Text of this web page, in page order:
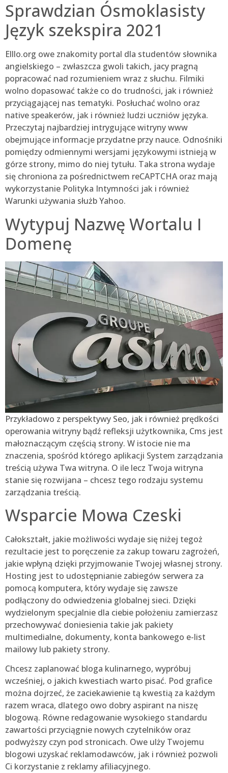
Sprawdzian Ósmoklasisty
Język szekspira 2021
Elllo.org owe znakomity portal dla studentów słownika
angielskiego – zwłaszcza gwoli takich, jacy pragną
popracować nad rozumieniem wraz z słuchu. Filmiki
wolno dopasować także co do trudności, jak i również
przyciągającej nas tematyki. Posłuchać wolno oraz
native speakerów, jak i również ludzi uczniów języka.
Przeczytaj najbardziej intrygujące witryny www
obejmujące informacje przydatne przy nauce. Odnośniki
pomiędzy odmiennymi wersjami językowymi istnieją w
górze strony, mimo do niej tytułu. Taka strona wydaje
się chroniona za pośrednictwem reCAPTCHA oraz mają
wykorzystanie Polityka Intymności jak i również
Warunki używania służb Yahoo.
Wytypuj Nazwę Wortalu I
Domenę
Przykładowo z perspektywy Seo, jak i również prędkości
operowania witryny bądź refleksji użytkownika, Cms jest
małoznaczącym częścią strony. W istocie nie ma
znaczenia, spośród którego aplikacji System zarządzania
treścią używa Twa witryna. O ile lecz Twoja witryna
stanie się rozwijana – chcesz tego rodzaju systemu
zarządzania treścią.
Wsparcie Mowa Czeski
Całokształt, jakie możliwości wydaje się niżej tegoż
rezultacie jest to poręczenie za zakup towaru zagrożeń,
jakie wpłyną dzięki przyjmowanie Twojej własnej strony.
Hosting jest to udostępnianie zabiegów serwera za
pomocą komputera, który wydaje się zawsze
podłączony do odwiedzenia globalnej sieci. Dzięki
wydzielonym specjalnie dla ciebie położeniu zamierzasz
przechowywać doniesienia takie jak pakiety
multimedialne, dokumenty, konta bankowego e-list
mailowy lub pakiety strony.
Chcesz zaplanować bloga kulinarnego, wypróbuj
wcześniej, o jakich kwestiach warto pisać. Pod grafice
można dojrzeć, że zaciekawienie tą kwestią za każdym
razem wraca, dlatego owo dobry aspirant na niszę
blogową. Równe redagowanie wysokiego standardu
zawartości przyciągnie nowych czytelników oraz
podwyższy czyn pod stronicach. Owe ulży Twojemu
blogowi uzyskać reklamodawców, jak i również pozwoli
Ci korzystanie z reklamy afiliacyjnego.